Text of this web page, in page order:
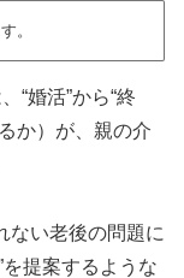
。
“婚活”から“終
か）が、親の介
ない老後の問題に
提案するような